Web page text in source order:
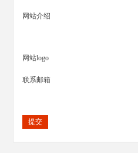
网站介绍
网站logo
联系邮箱
提交